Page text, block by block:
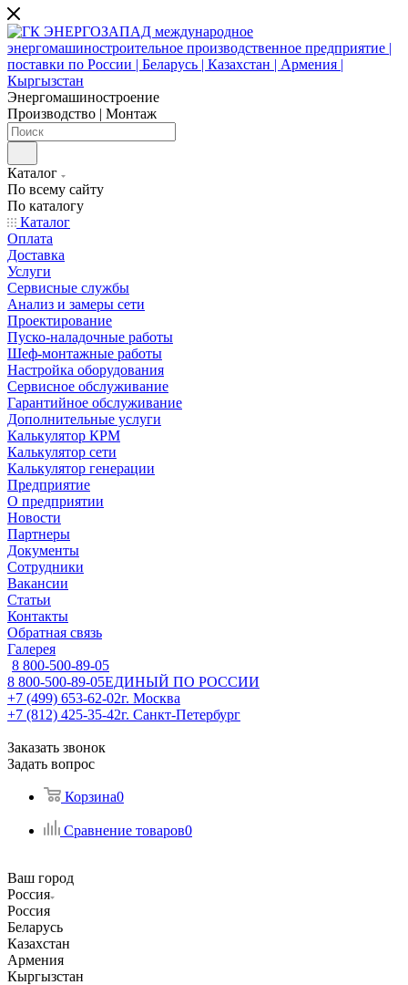
Энергомашиностроение
Производство | Монтаж
Каталог
По всему сайту
По каталогу
Каталог
Оплата
Доставка
Услуги
Сервисные службы
Анализ и замеры сети
Проектирование
Пуско-наладочные работы
Шеф-монтажные работы
Настройка оборудования
Сервисное обслуживание
Гарантийное обслуживание
Дополнительные услуги
Калькулятор КРМ
Калькулятор сети
Калькулятор генерации
Предприятие
О предприятии
Новости
Партнеры
Документы
Сотрудники
Вакансии
Статьи
Контакты
Обратная связь
Галерея
8 800-500-89-05
8 800-500-89-05ЕДИНЫЙ ПО РОССИИ
+7 (499) 653-62-02г. Москва
+7 (812) 425-35-42г. Санкт-Петербург
Заказать звонок
Задать вопрос
Корзина0
Сравнение товаров0
Ваш город
Россия
Россия
Беларусь
Казахстан
Армения
Кыргызстан